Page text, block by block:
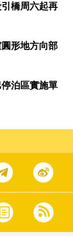
橋周六起再
形地方向部
泊區實施單